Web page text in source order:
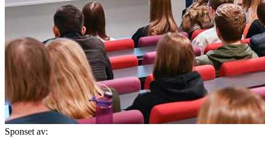
Sponset av: